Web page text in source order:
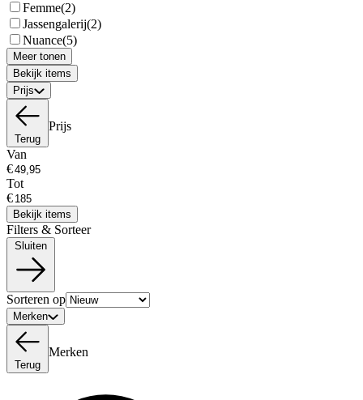
Femme(2)
Jassengalerij(2)
Nuance(5)
Meer tonen
Bekijk items
Prijs
Terug
Prijs
Van
€
Tot
€
Bekijk items
Filters & Sorteer
Sorteren op
Merken
Terug
Merken